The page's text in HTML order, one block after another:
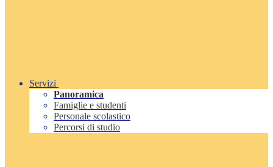
Servizi
Panoramica
Famiglie e studenti
Personale scolastico
Percorsi di studio